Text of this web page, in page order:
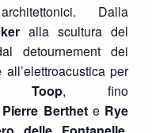
Dalla
alla scultura del
detournement dei
all’elettroacustica per
Toop, fino
Pierre Berthete Rye